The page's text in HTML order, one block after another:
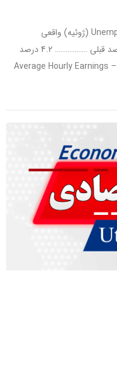
نرخ بیکاری ایالات متحده – Unemployment Rate (ژوئیه) واقعی
……………..4.1 درصد پیش‌بینی ………… 4.2 درصد قبلی ……………… 4.2 درصد
تغییرات ماهانه دستمزد ساعتی ایالات متحده – Average Hourly Earnings